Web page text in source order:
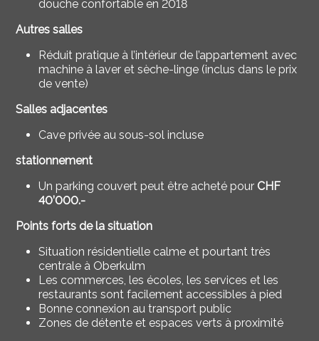
douche confortable en 2018
Autres salles
Réduit pratique à l’intérieur de l’appartement avec
machine à laver et sèche-linge (inclus dans le prix
de vente)
Salles adjacentes
Cave privée au sous-sol incluse
stationnement
Un parking couvert peut être acheté pour CHF
40’000.-
Points forts de la situation
Situation résidentielle calme et pourtant très
centrale à Oberkulm
Les commerces, les écoles, les services et les
restaurants sont facilement accessibles à pied
Bonne connexion au transport public
Zones de détente et espaces verts à proximité